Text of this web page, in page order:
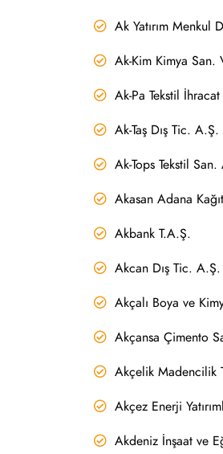
Ak Yatırım Menkul
Ak-Kim Kimya San.
Ak-Pa Tekstil
Ak-Taş Dış Tic. A.Ş.
Ak-Tops Tekstil
Akasan Adana
Akbank T.A.Ş.
Akcan Dış Tic. A.Ş.
Akçalı Boya ve
Akçansa Çimento
Akçelik Madencilik
Akçez Enerji
Akdeniz İnşaat ve